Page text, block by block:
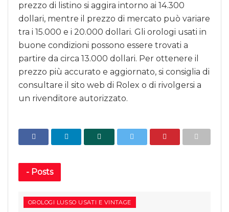
prezzo di listino si aggira intorno ai 14.300
dollari, mentre il prezzo di mercato può variare
tra i 15.000 e i 20.000 dollari. Gli orologi usati in
buone condizioni possono essere trovati a
partire da circa 13.000 dollari. Per ottenere il
prezzo più accurato e aggiornato, si consiglia di
consultare il sito web di Rolex o di rivolgersi a
un rivenditore autorizzato.
- Posts
OROLOGI LUSSO USATI E VINTAGE